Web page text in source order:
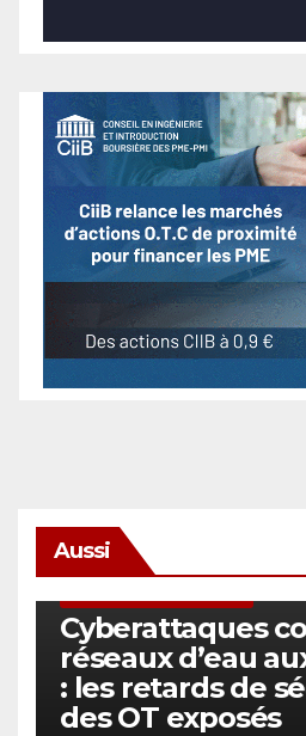
Aussi
Cyberattaques
réseaux d’eau
: les retards de
des OT exposés